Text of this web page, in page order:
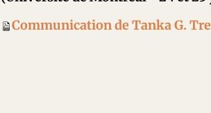
Communication de Tanka G.